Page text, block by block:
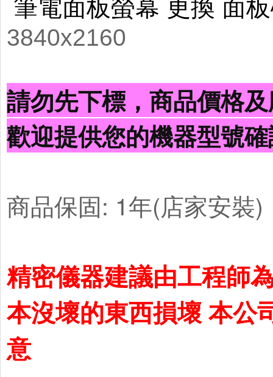
3840x2160
請勿先下標，商品價格
歡迎提供您的機器型號
商品保固: 1年(店家安裝)
精密儀器建議由工程師
本沒壞的東西損壞 本公
意